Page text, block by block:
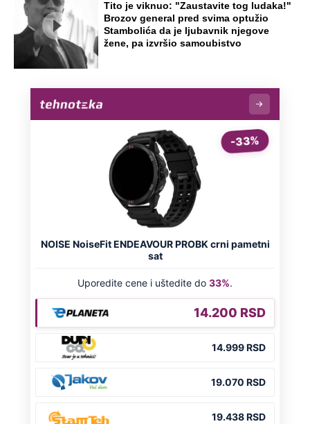
Tito je viknuo: "Zaustavite tog ludaka!"
Brozov general pred svima optužio
Stambolića da je ljubavnik njegove
žene, pa izvršio samoubistvo